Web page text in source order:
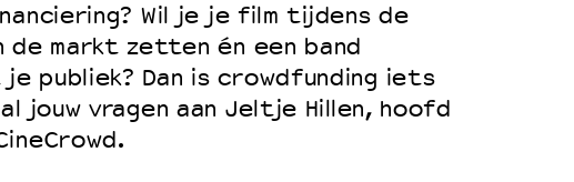
Wil je je film tijdens de
de markt zetten én een band
je publiek? Dan is crowdfunding iets
jouw vragen aan Jeltje Hillen, hoofd